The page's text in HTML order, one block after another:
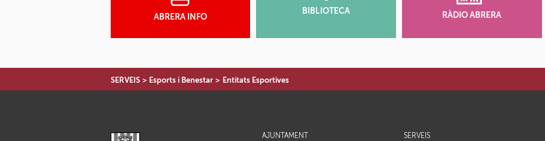
ABRERA INFO
BIBLIOTECA RÀDIO ABRERA
SERVEIS > Esports i Benestar > Entitats Esportives
AJUNTAMENT
SERVEIS